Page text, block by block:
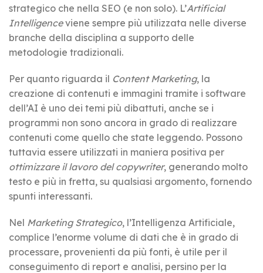
strategico che nella SEO (e non solo). L’Artificial
Intelligenceviene sempre più utilizzata nelle diverse
branche della disciplina a supporto delle
metodologie tradizionali.
Per quanto riguarda il Content Marketing, la
creazione di contenuti e immagini tramite i software
dell’AI è uno dei temi più dibattuti, anche se i
programmi non sono ancora in grado di realizzare
contenuti come quello che state leggendo. Possono
tuttavia essere utilizzati in maniera positiva per
ottimizzare il lavoro del copywriter, generando molto
testo e più in fretta, su qualsiasi argomento, fornendo
spunti interessanti.
Nel Marketing Strategico, l’Intelligenza Artificiale,
complice l’enorme volume di dati che è in grado di
processare, provenienti da più fonti, è utile per il
conseguimento di report e analisi, persino per la